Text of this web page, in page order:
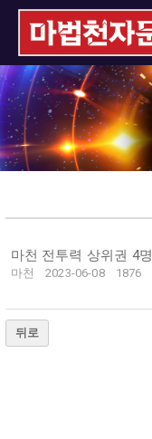
마천 전투력 상위권 4명
마천
2023-06-08 1876
뒤로